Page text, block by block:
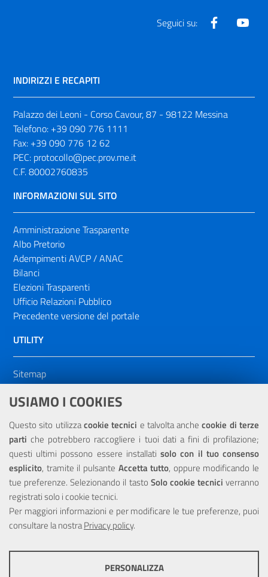
USIAMO I COOKIES
Questo sito utilizzacookie tecnici e talvolta anchecookie di terze
parti che potrebbero raccogliere i tuoi dati a fini di profilazione;
questi ultimi possono essere installatisolo con il tuo consenso
esplicito, tramite il pulsante Accetta tutto, oppure modificando le
tue preferenze. Selezionando il tasto Solo cookie tecnici verranno
registrati solo i cookie tecnici.
Per maggiori informazioni e per modificare le tue preferenze, puoi
consultare la nostraPrivacy policy.
PERSONALIZZA
Seguici su: Facebook
INDIRIZZI E RECAPITI
Palazzo dei Leoni - Corso Cavour, 87 - 98122 Messina
Telefono: +39 090 776 1111
Fax: +39 090 776 12 62
PEC: protocollo@pec.prov.me.it
C.F. 80002760835
INFORMAZIONI SUL SITO
Amministrazione Trasparente
Albo Pretorio
Adempimenti AVCP / ANAC
Bilanci
Elezioni Trasparenti
Ufficio Relazioni Pubblico
Precedente versione del portale
UTILITY
Sitemap
Dichiarazione di accessibilità
NOTE LEGALI
Privacy
Portale realizzato con la partecipazione finanziaria dell'Unione
Europea tramite i fondi del POR Sicilia 2000/2006 Misura 6.05 -